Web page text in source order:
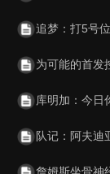
追梦：打5号位毫
为可能的首发控卫
库明加：今日你
队记：阿夫迪亚来
詹姆斯坐骨神经痛